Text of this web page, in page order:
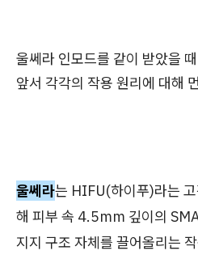
울쎄라 인모드를 같이 받았을
앞서 각각의 작용 원리에 대해
울쎄라는 HIFU(하이푸)라는
해 피부 속 4.5mm 깊이의
지지 구조 자체를 끌어올리는